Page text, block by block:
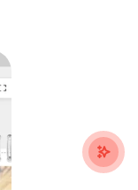
stars_plus